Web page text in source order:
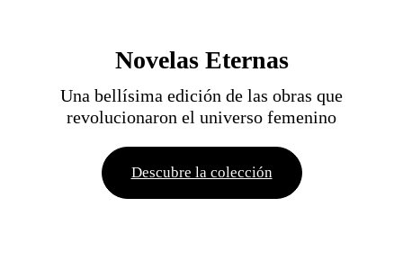
Novelas Eternas
Una bellísima edición de las obras que
revolucionaron el universo femenino
Descubre la colección